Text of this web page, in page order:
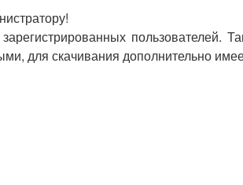
пользователей.
для скачивания дополнительно